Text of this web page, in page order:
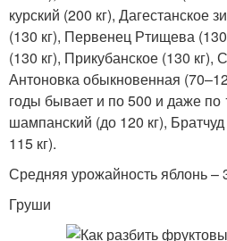
курский (200 кг), Дагестанское
(130 кг), Первенец Ртищева (130
(130 кг), Прикубанское (130 кг),
Антоновка обыкновенная
годы бывает и по 500 и даже по
шампанский (до 120 кг),
115 кг).
Средняя урожайность яблонь –
Груши